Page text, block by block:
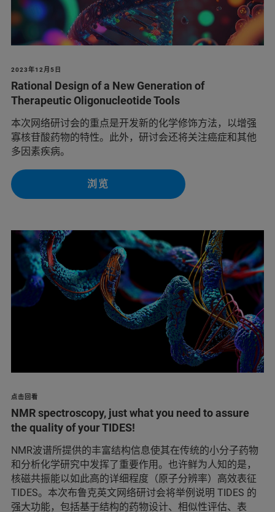
2023年12月5日
Rational Design of a New Generation of
Therapeutic Oligonucleotide Tools
本次网络研讨会的重点是开发新的化学修饰方法，以增强
寡核苷酸药物的特性。此外，研讨会还将关注癌症和其他
多因素疾病。
浏览
点击回看
NMR spectroscopy, just what you need to assure
the quality of your TIDES!
NMR波谱所提供的丰富结构信息使其在传统的小分子药物
和分析化学研究中发挥了重要作用。也许鲜为人知的是，
核磁共振能以如此高的详细程度（原子分辨率）高效表征
TIDES。本次布鲁克英文网络研讨会将举例说明 TIDES 的
强大功能，包括基于结构的药物设计、相似性评估、表